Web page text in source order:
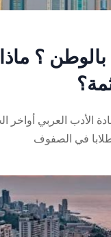
بالوطن ؟
الأدب العربي أواخر
في الصفوف